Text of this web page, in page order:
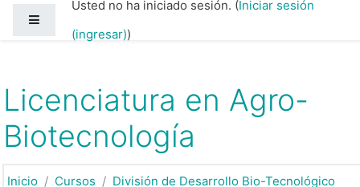
Saltar al contenido principal
Usted no ha iniciado sesión. (Iniciar sesión
(ingresar))
Licenciatura en Agro-
Biotecnología
Inicio Cursos
División de Desarrollo Bio-Tecnológico